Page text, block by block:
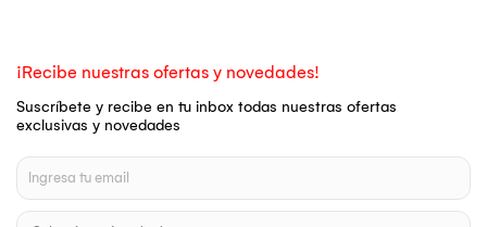
¡Recibe nuestras ofertas y novedades!
Suscríbete y recibe en tu inbox todas nuestras ofertas
exclusivas y novedades